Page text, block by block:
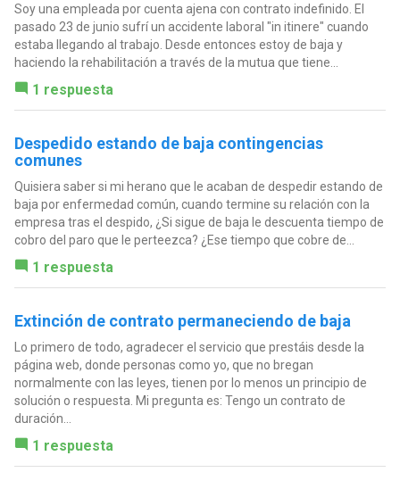
Soy una empleada por cuenta ajena con contrato indefinido. El
pasado 23 de junio sufrí un accidente laboral "in itinere" cuando
estaba llegando al trabajo. Desde entonces estoy de baja y
haciendo la rehabilitación a través de la mutua que tiene...
1 respuesta
Despedido estando de baja contingencias
comunes
Quisiera saber si mi herano que le acaban de despedir estando de
baja por enfermedad común, cuando termine su relación con la
empresa tras el despido, ¿Si sigue de baja le descuenta tiempo de
cobro del paro que le perteezca? ¿Ese tiempo que cobre de...
1 respuesta
Extinción de contrato permaneciendo de baja
Lo primero de todo, agradecer el servicio que prestáis desde la
página web, donde personas como yo, que no bregan
normalmente con las leyes, tienen por lo menos un principio de
solución o respuesta. Mi pregunta es: Tengo un contrato de
duración...
1 respuesta